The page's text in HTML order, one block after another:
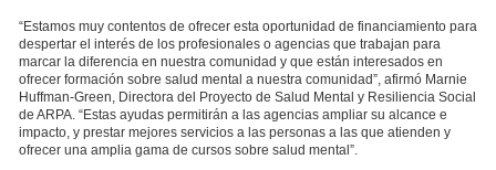
“Estamos muy contentos de ofrecer esta oportunidad de financiamiento para
despertar el interés de los profesionales o agencias que trabajan para
marcar la diferencia en nuestra comunidad y que están interesados en
ofrecer formación sobre salud mental a nuestra comunidad”, afirmó Marnie
Huffman-Green, Directora del Proyecto de Salud Mental y Resiliencia Social
de ARPA. “Estas ayudas permitirán a las agencias ampliar su alcance e
impacto, y prestar mejores servicios a las personas a las que atienden y
ofrecer una amplia gama de cursos sobre salud mental”.